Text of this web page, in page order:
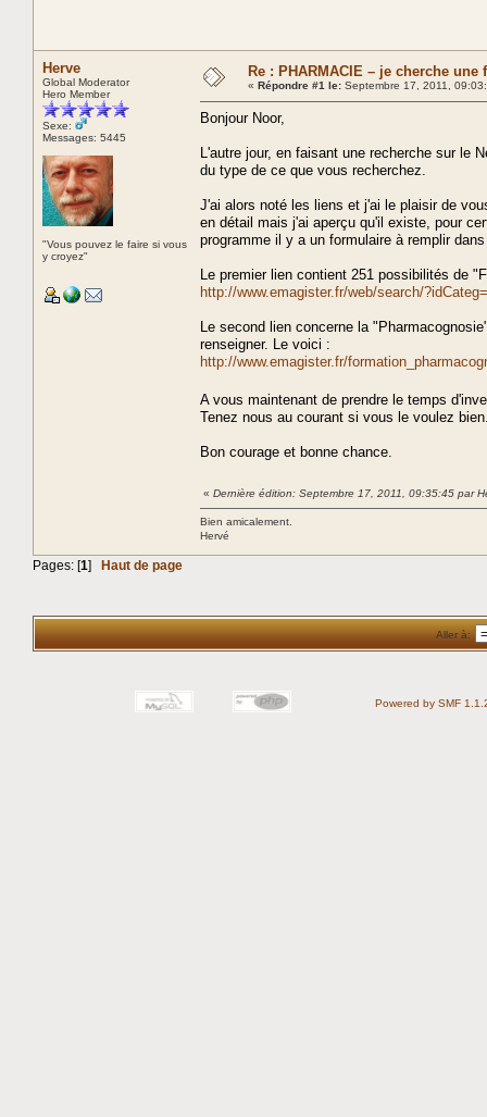
Herve
Global Moderator
Hero Member
Sexe:
Messages: 5445
"Vous pouvez le faire si vous
y croyez"
Re : PHARMACIE – je cherche
« Répondre #1 le: Septembre 17, 2011,
Bonjour Noor,
L'autre jour, en faisant une recherche sur le
du type de ce que vous recherchez.
J'ai alors noté les liens et j'ai le plaisir de
en détail mais j'ai aperçu qu'il existe, pour
programme il y a un formulaire à remplir
Le premier lien contient 251 possibilités de
http://www.emagister.fr/web/search/
Le second lien concerne la
renseigner. Le voici :
http://www.emagister.fr/
A vous maintenant de prendre le temps
Tenez nous au courant si vous le voulez
Bon courage et bonne chance.
« Dernière édition: Septembre 17, 2011, 09:35:45 par
Bien amicalement.
Hervé
Pages: [1] Haut de page
Aller à:
Powered by SMF